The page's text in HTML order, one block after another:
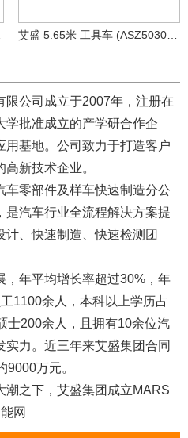
艾盛 5.65米 工具车 (ASZ5030XGJ)
限公司成立于2007年，注册在
学批准成立的产学研合作企
用基地。公司致力于打造客户
新技术企业。
零部件及样车快速制造分公
汽车行业全流程解决方案提
、快速制造、快速检测团
，年平均增长率超过30%，年
1100余人，本科以上学历占
士200余人，且拥有10余位汽
力。近三年来艾盛集团合同
9000万元。
潮之下，艾盛集团成立MARS
网